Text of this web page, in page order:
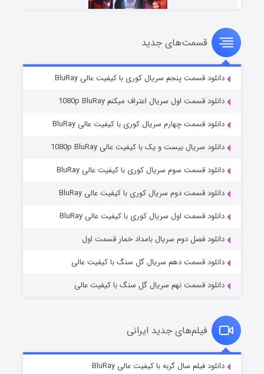
سریال زشت
قسمت۲ (زیرنویس) منتشر شد
مردگان متحرک: شهر مرده ۳
قسمت۲ (زیرنویس) منتشر شد
قسمت۷ (زیرنویس) منتشر شد
قسمت‌های جدید
دانلود قسمت پنجم سریال کوری با کیفیت عالی BluRay
دانلود قسمت اول سریال اعتراف میکنم 1080p BluRay
دانلود قسمت چهارم سریال کوری با کیفیت عالی BluRay
دانلود سریال بیست و یک با کیفیت عالی 1080p BluRay
دانلود قسمت سوم سریال کوری با کیفیت عالی BluRay
دانلود قسمت دوم سریال کوری با کیفیت عالی BluRay
دانلود قسمت اول سریال کوری با کیفیت عالی BluRay
دانلود فصل دوم سریال بامداد خمار قسمت اول
دانلود قسمت دهم سریال گل سنگ با کیفیت عالی
دانلود قسمت نهم سریال گل سنگ با کیفیت عالی
فیلم‌های جدید ایرانی
دانلود فیلم سال گربه با کیفیت عالی BluRay